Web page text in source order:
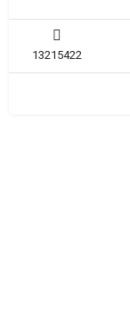
13215422